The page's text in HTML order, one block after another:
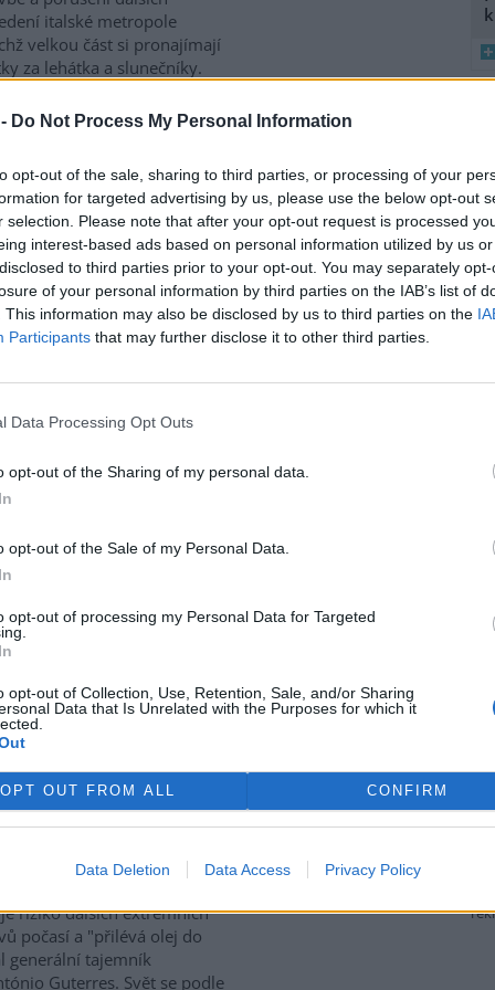
Do Not Process My Personal Information
opt-out of the sale, sharing to third parties, or processing of your
for targeted advertising by us, please use the below opt-out
selection. Please note that after your opt-out request is processed
interest-based ads based on personal information utilized by us
to third parties prior to your opt-out. You may separately
of your personal information by third parties on the IAB’s list of
This information may also be disclosed by us to third parties on the
Participants that may further disclose it to other third parties.
Data Processing Opt Outs
opt-out of the Sharing of my personal data.
opt-out of the Sale of my Personal Data.
opt-out of processing my Personal Data for Targeted
opt-out of Collection, Use, Retention, Sale, and/or Sharing
Data that Is Unrelated with the Purposes for which it
OPT OUT FROM ALL CONFIRM
Data Deletion Data Access Privacy Policy
italské metropole
velkou část si pronajímají
za lehátka a slunečníky.
pláže i v dalších
Apulii, napsala dnes
kratom
kratom ukazují, proč záleží na
výběru dodavatelů.
vědci napočítali
2
druhů ryb napočítali vědci v
Mrtvém rameni
Moravy na jihu Olomouce,
obnova byla dokončena loni
protipovodňových
obratlovců Akademie
ryby přirozeně rozmnožují.
území sledovat
a zvyšuje riziko
by podle vědců mohl
riziko dalších extrémních
počasí a "přilévá olej do
generální tajemník
Guterres. Svět se podle